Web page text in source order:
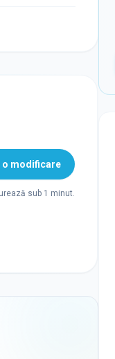
o modificare
sub 1 minut.